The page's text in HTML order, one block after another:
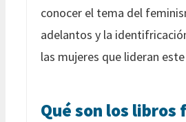
conocer el tema del
adelantos y la
las mujeres que lideran
Qué son los libros